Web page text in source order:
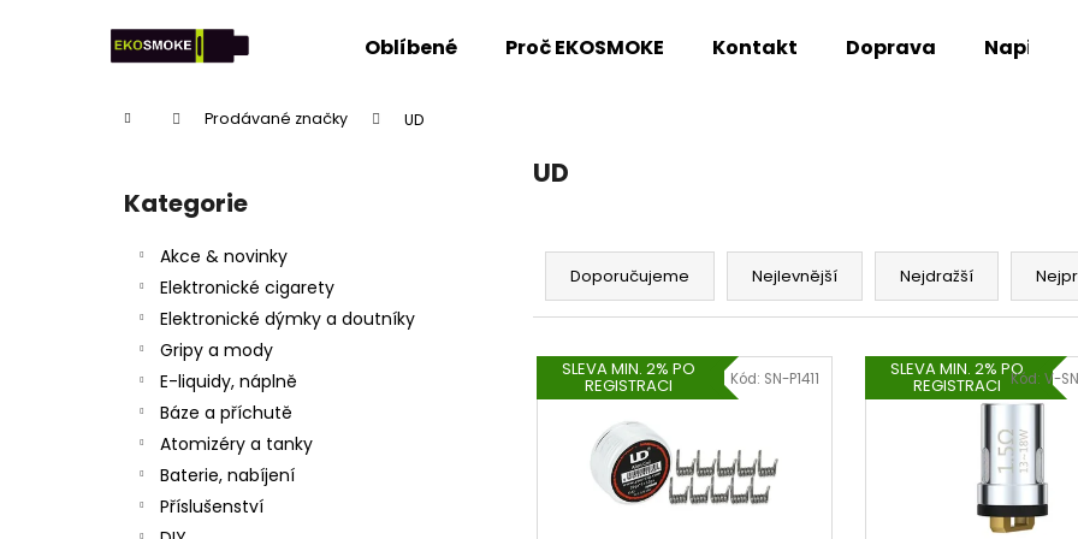
Oblíbené Proč EKOSMOKE Kontakt Doprava Napište
Domů Prodávané značky UD
Přeskočit
kategorie
Kategorie
Akce & novinky
Elektronické cigarety
Elektronické dýmky a doutníky
Gripy a mody
E-liquidy, náplně
Báze a příchutě
Atomizéry a tanky
Baterie, nabíjení
Příslušenství
UD
Ř
z
í
Doporučujeme Nejlevnější Nejdražší
V SLEVA MIN. 2% PO
REGISTRACI Kód: SN-P1411 SLEVA MIN. 2% PO
REGISTRACI Kód: V-
Zpět
Zpět